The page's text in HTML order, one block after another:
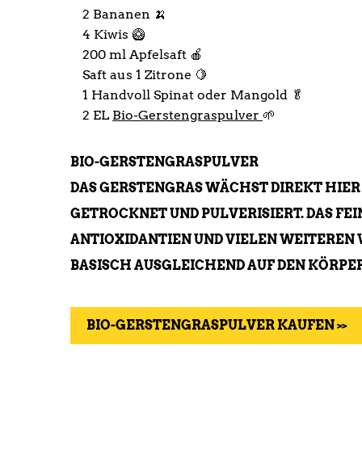
2 Bananen 🍌
4 Kiwis 🥝
200 ml Apfelsaft 🍎
Saft aus 1 Zitrone 🍋
1 Handvoll Spinat oder Mangold 🥬
2 EL Bio-Gerstengraspulver 🌱
BIO-GERSTENGRASPULVER
DAS GERSTENGRAS WÄCHST DIREKT
GETROCKNET UND PULVERISIERT. DAS
ANTIOXIDANTIEN UND VIELEN WEITEREN
BASISCH AUSGLEICHEND AUF DEN
BIO-GERSTENGRASPULVER KAUFEN >>